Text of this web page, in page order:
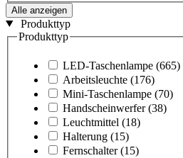
Alle anzeigen
Produkttyp
Produkttyp
LED-Taschenlampe (665)
Arbeitsleuchte (176)
Mini-Taschenlampe (70)
Handscheinwerfer (38)
Leuchtmittel (18)
Halterung (15)
Fernschalter (15)